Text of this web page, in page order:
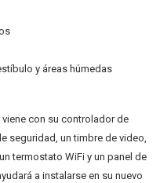
y áreas húmedas
con su controlador de
seguridad, un timbre de video,
termostato WiFi y un panel de
a instalarse en su nuevo